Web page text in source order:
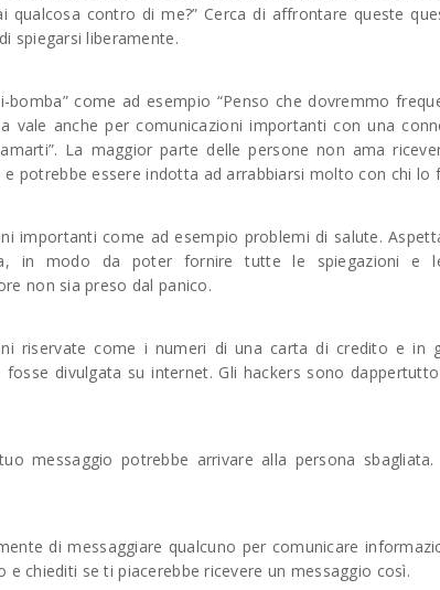
qualcosa contro di me?” Cerca di affrontare queste
spiegarsi liberamente.
bomba” come ad esempio “Penso che dovremmo
vale anche per comunicazioni importanti con una
La maggior parte delle persone non ama
e potrebbe essere indotta ad arrabbiarsi molto con chi lo
importanti come ad esempio problemi di salute.
in modo da poter fornire tutte le spiegazioni e le
non sia preso dal panico.
riservate come i numeri di una carta di credito e in
fosse divulgata su internet. Gli hackers sono
messaggio potrebbe arrivare alla persona
di messaggiare qualcuno per comunicare
e chiediti se ti piacerebbe ricevere un messaggio così.